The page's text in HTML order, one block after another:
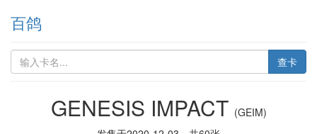
百鸽
查卡
GENESIS IMPACT (GEIM)